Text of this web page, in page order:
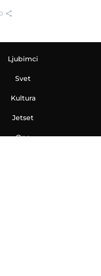
Ljubimci
Svet
Kultura
Jetset
Ona